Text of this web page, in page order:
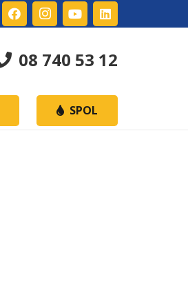
08 740 53 12
SPOL